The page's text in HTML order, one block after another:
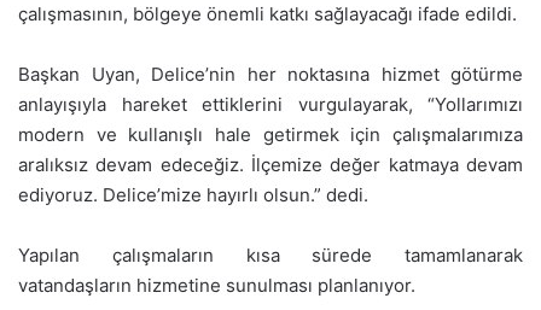
çalışmasının, bölgeye önemli katkı sağlayacağı ifade edildi.
Başkan Uyan, Delice’nin her noktasına hizmet götürme
anlayışıyla hareket ettiklerini vurgulayarak, “Yollarımızı
modern ve kullanışlı hale getirmek için çalışmalarımıza
aralıksız devam edeceğiz. İlçemize değer katmaya devam
ediyoruz. Delice’mize hayırlı olsun.” dedi.
Yapılan çalışmaların kısa sürede tamamlanarak
vatandaşların hizmetine sunulması planlanıyor.